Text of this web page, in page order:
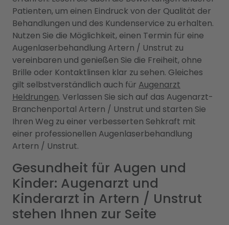
Patienten, um einen Eindruck von der Qualität der
Behandlungen und des Kundenservice zu erhalten.
Nutzen Sie die Möglichkeit, einen Termin für eine
Augenlaserbehandlung Artern / Unstrut zu
vereinbaren und genießen Sie die Freiheit, ohne
Brille oder Kontaktlinsen klar zu sehen. Gleiches
gilt selbstverständlich auch für Augenarzt
Heldrungen. Verlassen Sie sich auf das Augenarzt-
Branchenportal Artern / Unstrut und starten Sie
Ihren Weg zu einer verbesserten Sehkraft mit
einer professionellen Augenlaserbehandlung
Artern / Unstrut.
Gesundheit für Augen und
Kinder: Augenarzt und
Kinderarzt in Artern / Unstrut
stehen Ihnen zur Seite